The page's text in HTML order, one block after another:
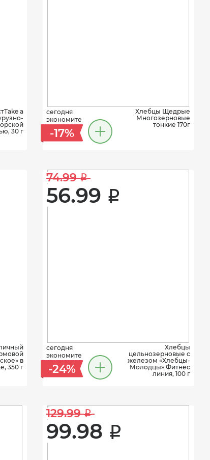
a
30 г
сегодня
экономите
-17%
Хлебцы Щедрые
Многозерновые
тонкие 170г
в
350 г
74.99 i
56.99 i
сегодня
экономите
-24%
Хлебцы
цельнозерновые с
железом «Хлебцы-
Молодцы» Фитнес
линия, 100 г
129.99 i
99.98 i